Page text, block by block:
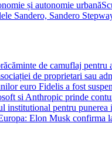
Sandero, Sandero
de camuflaj
de proprietari sau
euro Fidelis a fost
si Anthropic prinde
institutional pentru
Elon Musk confirma